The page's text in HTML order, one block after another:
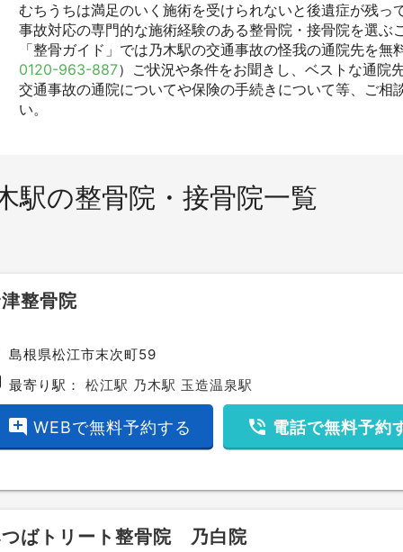
むちうちは満足のいく施術を受けられないと後遺症が残っ
事故対応の専門的な施術経験のある整骨院・接骨院を選ぶ
「整骨ガイド」では乃木駅の交通事故の怪我の通院先を
0120-963-887）ご状況や条件をお聞きし、ベストな通院
交通事故の通院についてや保険の手続きについて等、ご相
い。
駅の整骨院・接骨院一覧
整骨院
島根県松江市末次町59
最寄り駅：松江駅 乃木駅 玉造温泉駅
add_comment WEBで無料予約する phone_in_talk 電話で無料予約
ばトリート整骨院 乃白院